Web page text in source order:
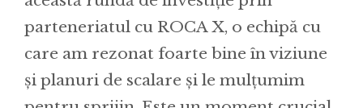
parteneriatul cu ROCA X, o echipă cu
care am rezonat foarte bine în viziune
și planuri de scalare și le mulțumim